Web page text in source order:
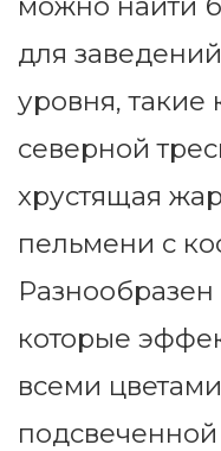
для
уровня,
северной
хрустящая
пельмени с
которые
всеми